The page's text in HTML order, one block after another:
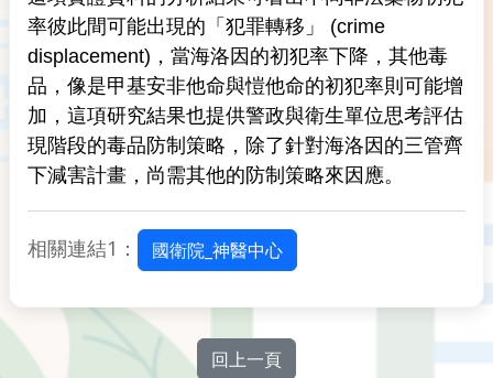
率彼此間可能出現的「犯罪轉移」 (crime
displacement)，當海洛因的初犯率下降，其他毒
品，像是甲基安非他命與愷他命的初犯率則可能增
加，這項研究結果也提供警政與衛生單位思考評估
現階段的毒品防制策略，除了針對海洛因的三管齊
下減害計畫，尚需其他的防制策略來因應。
相關連結1： 國衛院_神醫中心
回上一頁